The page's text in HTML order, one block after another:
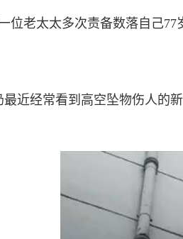
位老太太多次责备数落自己
最近经常看到高空坠物伤人的